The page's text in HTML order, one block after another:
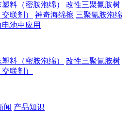
料（密胺泡绵）
改性三聚氰胺树
联剂）
神奇海绵擦 三聚氰胺泡绵
池中应用
料（密胺泡绵）
改性三聚氰胺树
联剂）
闻 产品知识